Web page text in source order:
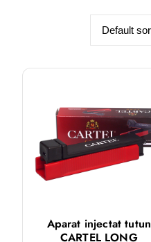
Aparat injectat tutun
CARTEL LONG